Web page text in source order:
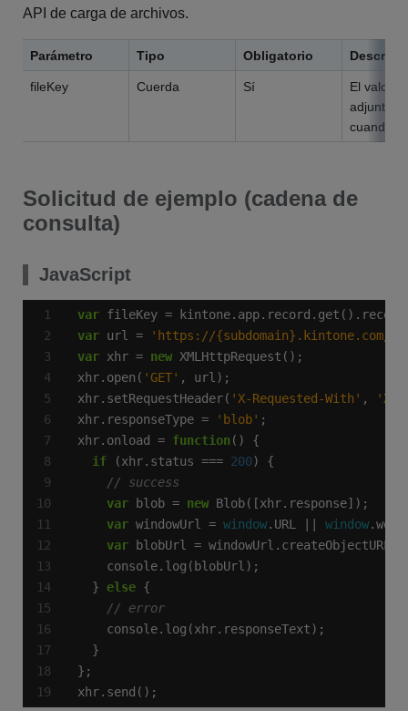
API de carga de archivos.
Parámetro Tipo Obligatorio
fileKey Cuerda Sí
El valor
adjuntos
cuando
Solicitud de ejemplo (cadena de
consulta)
JavaScript
4
14
var fileKey =
var url =
'https://{subdomain}.kintone.com/
var xhr = new
xhr.open( 'GET'
xhr.setRequestHeader( 'X-Requested-With' ,
xhr.responseType =
'blob'
xhr.onload = function
if (xhr.status === 200
var blob = new
var windowUrl = window.URL || window
var
  }
else
xhr.send();